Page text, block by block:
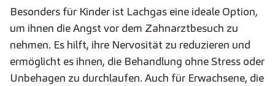
Besonders für Kinder ist Lachgas eine ideale Option,
um ihnen die Angst vor dem Zahnarztbesuch zu
nehmen. Es hilft, ihre Nervosität zu reduzieren und
ermöglicht es ihnen, die Behandlung ohne Stress oder
Unbehagen zu durchlaufen. Auch für Erwachsene, die